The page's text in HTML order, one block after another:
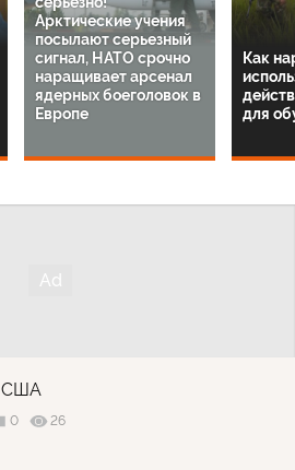
Арктические учения
посылают серьезный
сигнал, НАТО срочно
наращивает арсенал
ядерных боеголовок в
Европе
Как
для
США
0
26